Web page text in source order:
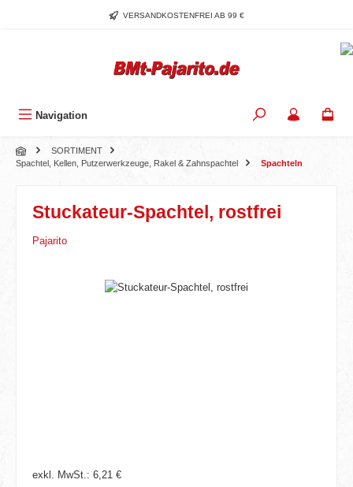
Zum Hauptinhalt springenVERSANDKOSTENFREI AB 99 €
Navigation
SORTIMENT
Spachtel, Kellen, Putzerwerkzeuge, Rakel & Zahnspachtel
Spachteln
Stuckateur-Spachtel, rostfrei
Pajarito
Bildergalerie überspringen
exkl. MwSt.: 6,21 €